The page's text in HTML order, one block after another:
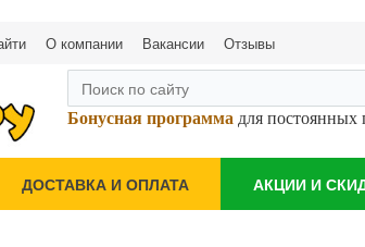
О компании Вакансии Отзывы
Бонусная программа для постоянных
ДОСТАВКА И ОПЛАТА АКЦИИ И